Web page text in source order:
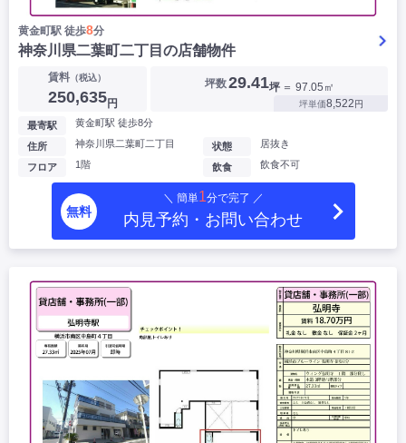
黄金町駅 徒歩8分
神奈川県二葉町二丁目の店舗物件
賃料（税込）
250,635円
坪数29.41坪 ＝ 97.05㎡
坪単価8,522円
最寄駅 黄金町駅 徒歩8分
住所 神奈川県二葉町二丁目
フロア 1階
状態 居抜き
飲食 飲食不可
無料
＼ 簡単1分で完了 ／
内見予約・お問い合わせ